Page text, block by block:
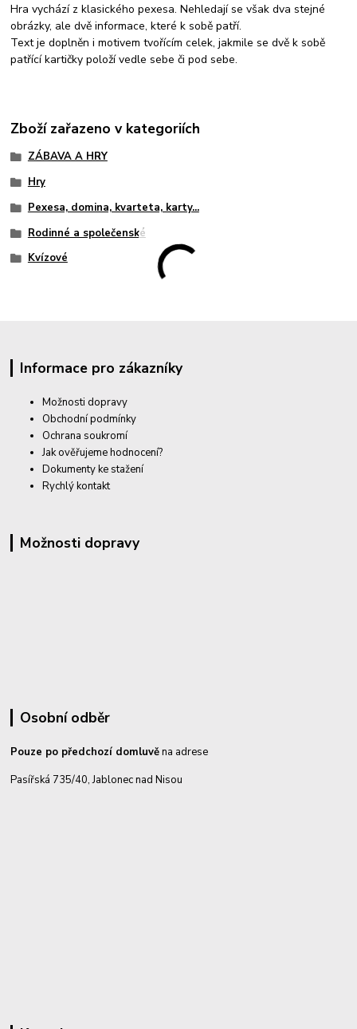
Hra vychází z klasického pexesa. Nehledají se však dva stejné
obrázky, ale dvě informace, které k sobě patří.
Text je doplněn i motivem tvořícím celek, jakmile se dvě k sobě
patřící kartičky položí vedle sebe či pod sebe.
Zboží zařazeno v kategoriích
ZÁBAVA A HRY
Hry
Pexesa, domina, kvarteta, karty...
Rodinné a společenské
Kvízové
Informace pro zákazníky
Možnosti dopravy
Obchodní podmínky
Ochrana soukromí
Jak ověřujeme hodnocení?
Dokumenty ke stažení
Rychlý kontakt
Možnosti dopravy
Osobní odběr
Pouze po předchozí domluvěna adrese
Pasířská 735/40, Jablonec nad Nisou